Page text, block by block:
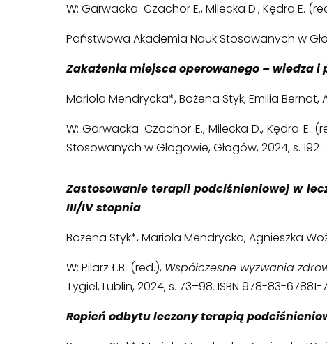
W: Garwacka-Czachor E., Milecka D., Kędra E.
Państwowa Akademia Nauk Stosowanych w
Zakażenia miejsca operowanego – wiedza
Mariola Mendrycka*, Bożena Styk, Emilia Bernat,
W: Garwacka-Czachor E., Milecka D., Kędra E.
Stosowanych w Głogowie, Głogów, 2024, s.
Zastosowanie terapii podciśnieniowej w
III/IV stopnia
Bożena Styk*, Mariola Mendrycka, Agnieszka
W: Pilarz Ł.B. (red.), Współczesne wyzwania
Tygiel, Lublin, 2024, s. 73–98. ISBN 978-83-67881-
Ropień odbytu leczony terapią